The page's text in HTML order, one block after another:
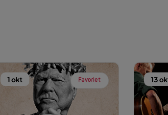
1 okt Favoriet 13